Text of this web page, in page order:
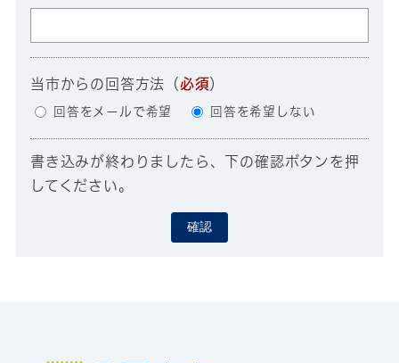
当市からの回答方法 （必須）
回答をメールで希望 回答を希望しない
書き込みが終わりましたら、下の確認ボタンを押
してください。
確認